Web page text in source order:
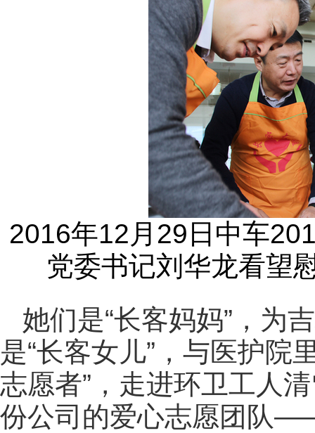
2016年12月29日中车
党委书记刘华龙看望
她们是“长客妈妈”，为
是“长客女儿”，与医护院
志愿者”，走进环卫工人
份公司的爱心志愿团队